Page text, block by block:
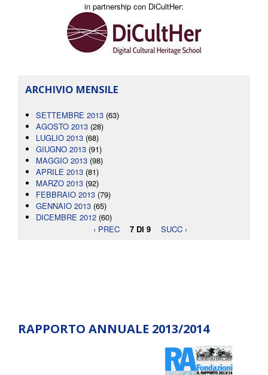
in partnership con DiCultHer:
ARCHIVIO MENSILE
SETTEMBRE 2013 (63)
AGOSTO 2013 (28)
LUGLIO 2013 (68)
GIUGNO 2013 (91)
MAGGIO 2013 (98)
APRILE 2013 (81)
MARZO 2013 (92)
FEBBRAIO 2013 (79)
GENNAIO 2013 (65)
DICEMBRE 2012 (60)
‹ PREC
7 DI 9 SUCC ›
RAPPORTO ANNUALE 2013/2014